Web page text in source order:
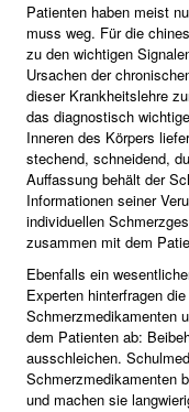
Patienten haben meist
muss weg. Für die
zu den wichtigen
Ursachen der
dieser Krankheitslehre
das diagnostisch
Inneren des Körpers
stechend, schneidend,
Auffassung behält der
Informationen seiner
individuellen
zusammen mit dem
Ebenfalls ein
Experten hinterfragen
Schmerzmedikamenten
dem Patienten ab:
ausschleichen.
Schmerzmedikamenten
und machen sie